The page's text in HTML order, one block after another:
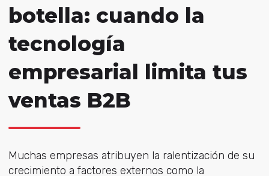
botella: cuando la
tecnología
empresarial limita tus
ventas B2B
Muchas empresas atribuyen la ralentización de su
crecimiento a factores externos como la